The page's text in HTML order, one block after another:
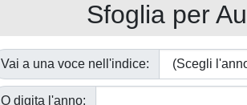
Sfoglia per
Vai a una voce nell'indice:
O digita l'anno: